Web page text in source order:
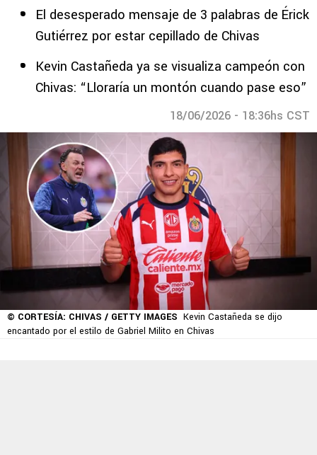
El desesperado mensaje de 3 palabras de Érick
Gutiérrez por estar cepillado de Chivas
Kevin Castañeda ya se visualiza campeón con
Chivas: “Lloraría un montón cuando pase eso”
18/06/2026 - 18:36hs CST
© CORTESÍA: CHIVAS / GETTY IMAGES Kevin Castañeda se dijo
encantado por el estilo de Gabriel Milito en Chivas